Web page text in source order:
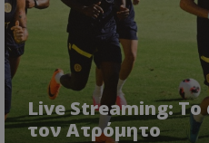
Live Streaming: Το
τον Ατρόμητο